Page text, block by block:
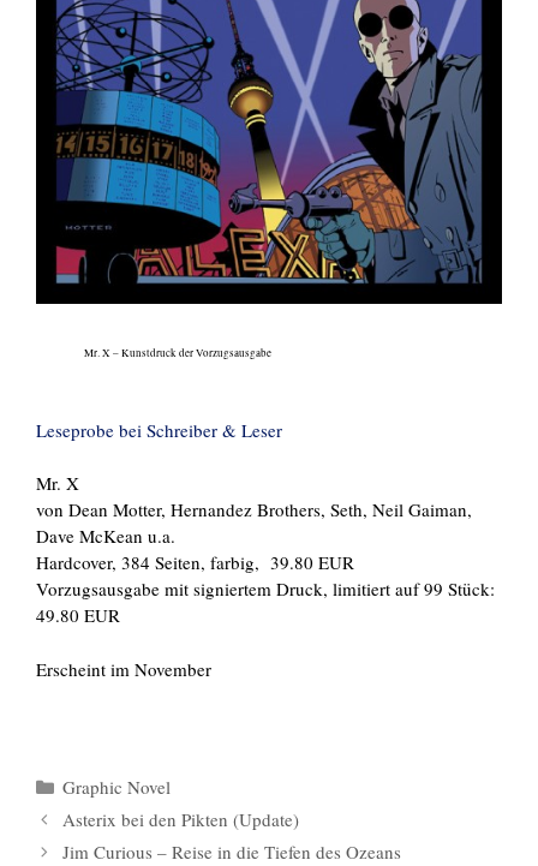
Mr. X – Kunstdruck der Vorzugsausgabe
Leseprobe bei Schreiber & Leser
Mr. X
von Dean Motter, Hernandez Brothers, Seth, Neil Gaiman,
Dave McKean u.a.
Hardcover, 384 Seiten, farbig, 39.80 EUR
Vorzugsausgabe mit signiertem Druck, limitiert auf 99 Stück:
49.80 EUR
Erscheint im November
Kategorien
Graphic Novel
Asterix bei den Pikten (Update)
Jim Curious – Reise in die Tiefen des Ozeans